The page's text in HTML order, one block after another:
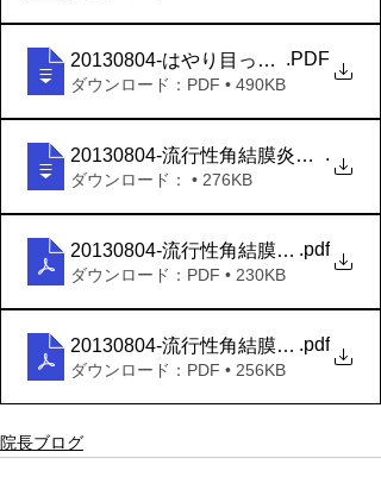
20130804-はやり目ってなに？症
.PDF
ダウンロード：PDF • 490KB
20130804-流行性角結膜炎 一般の
.
ダウンロード： • 276KB
20130804-流行性角結膜炎｜慶應義
.pdf
ダウンロード：PDF • 230KB
20130804-流行性角結膜炎(はやり目)
.pdf
ダウンロード：PDF • 256KB
院長ブログ